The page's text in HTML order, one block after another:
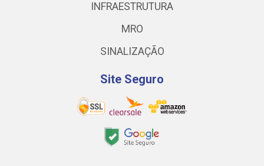
INFRAESTRUTURA
MRO
SINALIZAÇÃO
Site Seguro